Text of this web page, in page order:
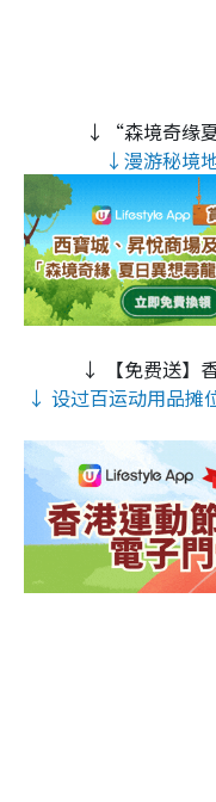
↓“森境奇缘
↓漫游秘境
↓ 【免费送】
↓ 设过百运动用品摊